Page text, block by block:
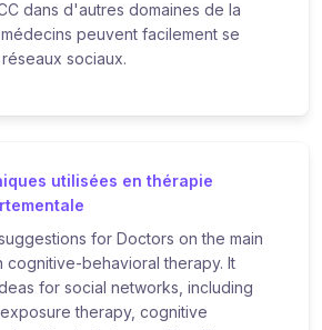
dans d'autres domaines de la
peuvent facilement se
sociaux.
utilisées en thérapie
for Doctors on the main
cognitive-behavioral therapy. It
for social networks, including
therapy, cognitive